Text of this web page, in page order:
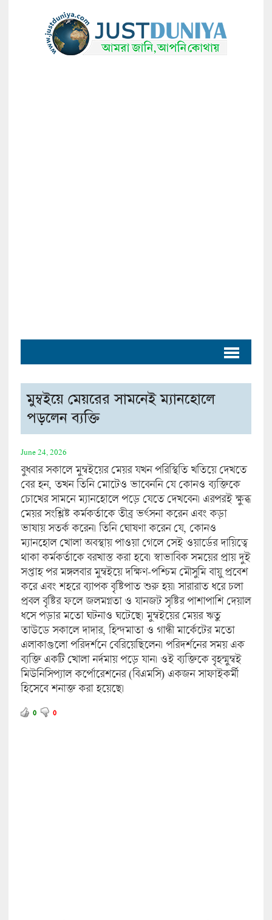
মুম্বইয়ে মেয়রের সামনেই ম্যানহোলে
পড়লেন ব্যক্তি
June 24, 2026
বুধবার সকালে মুম্বইয়ের মেয়র যখন পরিস্থিতি খতিয়ে দেখতে
বের হন, তখন তিনি মোটেও ভাবেননি যে কোনও ব্যক্তিকে
চোখের সামনে ম্যানহোলে পড়ে যেতে দেখবেন। এরপরই ক্ষুব্ধ
মেয়র সংশ্লিষ্ট কর্মকর্তাকে তীব্র ভর্ৎসনা করেন এবং কড়া
ভাষায় সতর্ক করেন। তিনি ঘোষণা করেন যে, কোনও
ম্যানহোল খোলা অবস্থায় পাওয়া গেলে সেই ওয়ার্ডের দায়িত্বে
থাকা কর্মকর্তাকে বরখাস্ত করা হবে। স্বাভাবিক সময়ের প্রায় দুই
সপ্তাহ পর মঙ্গলবার মুম্বইয়ে দক্ষিণ-পশ্চিম মৌসুমি বায়ু প্রবেশ
করে এবং শহরে ব্যাপক বৃষ্টিপাত শুরু হয়। সারারাত ধরে চলা
প্রবল বৃষ্টির ফলে জলমগ্নতা ও যানজট সৃষ্টির পাশাপাশি দেয়াল
ধসে পড়ার মতো ঘটনাও ঘটেছে। মুম্বইয়ের মেয়র ঋতু
তাউডে সকালে দাদার, হিন্দমাতা ও গান্ধী মার্কেটের মতো
এলাকাগুলো পরিদর্শনে বেরিয়েছিলেন। পরিদর্শনের সময় এক
ব্যক্তি একটি খোলা নর্দমায় পড়ে যান। ওই ব্যক্তিকে বৃহন্মুম্বই
মিউনিসিপ্যাল ​​কর্পোরেশনের (বিএমসি) একজন সাফাইকর্মী
হিসেবে শনাক্ত করা হয়েছে।
0 0